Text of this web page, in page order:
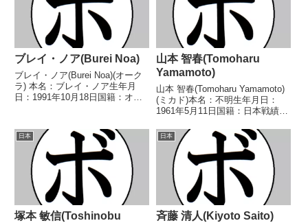
ブレイ・ノア(Burei Noa)
ブレイ・ノア(Burei Noa)(オーク
ラ) 本名：ブレイ・ノア生年月
日：1991年10月18日国籍：オラ
2024/10/26 ●3RTKO 佐藤 慶
吾(DANGAN郡山)2...
山本 智春(Tomoharu
Yamamoto)
山本 智春(Tomoharu Yamamoto)
(ミカド)本名：不明生年月日：
1961年5月11日国籍：日本戦績：
ル】1980年度全日本フェザー級
新人王【戦歴】1979/07/12
○1RKO 鈴木 聡(鈴...
日本
塚本 敏信(Toshinobu
日本
斉藤 清人(Kiyoto Saito)